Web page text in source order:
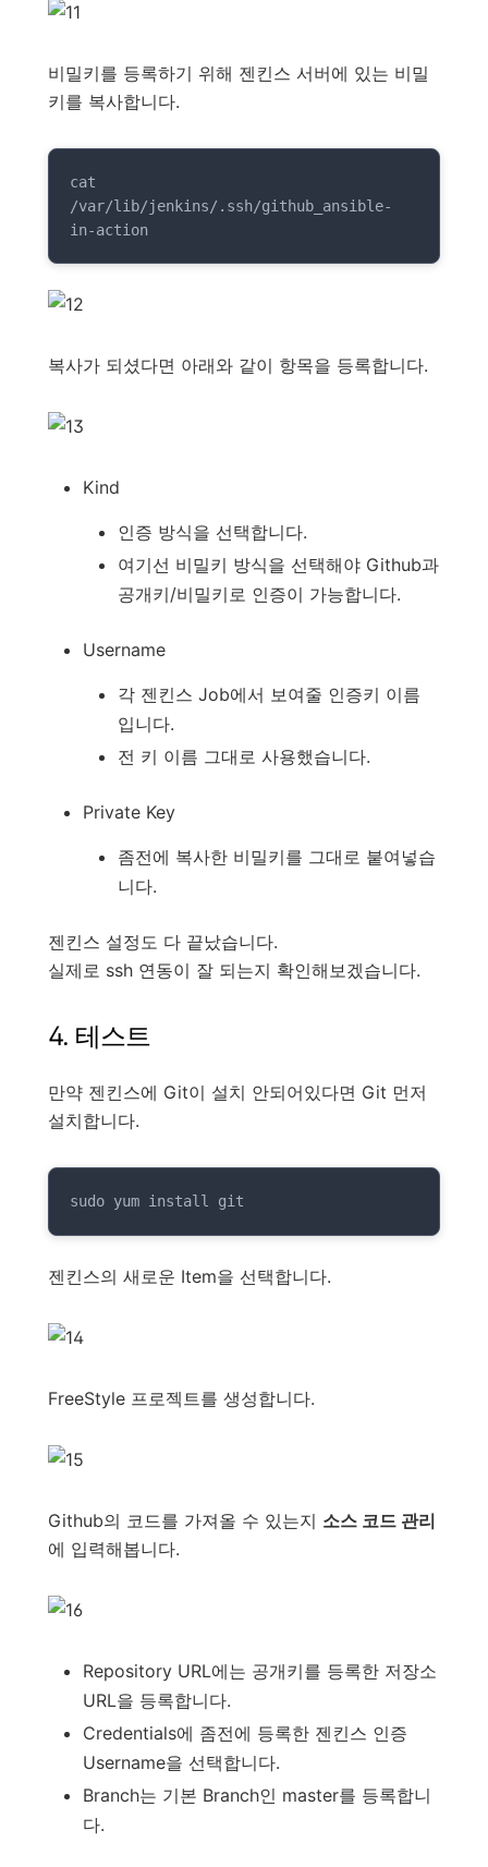
비밀키를 등록하기 위해 젠킨스 서버에 있는 비밀
키를 복사합니다.
cat
/var/lib/jenkins/.ssh/github_ansible-
in-action
복사가 되셨다면 아래와 같이 항목을 등록합니다.
Kind
인증 방식을 선택합니다.
여기선 비밀키 방식을 선택해야 Github과
공개키/비밀키로 인증이 가능합니다.
Username
각 젠킨스 Job에서 보여줄 인증키 이름
입니다.
전 키 이름 그대로 사용했습니다.
Private Key
좀전에 복사한 비밀키를 그대로 붙여넣습
니다.
젠킨스 설정도 다 끝났습니다.
실제로 ssh 연동이 잘 되는지 확인해보겠습니다.
4. 테스트
만약 젠킨스에 Git이 설치 안되어있다면 Git 먼저
설치합니다.
sudo yum install git
젠킨스의 새로운 Item을 선택합니다.
FreeStyle 프로젝트를 생성합니다.
Github의 코드를 가져올 수 있는지 소스 코드 관리
에 입력해봅니다.
Repository URL에는 공개키를 등록한 저장소
URL을 등록합니다.
Credentials에 좀전에 등록한 젠킨스 인증
Username을 선택합니다.
Branch는 기본 Branch인 master를 등록합니
다.